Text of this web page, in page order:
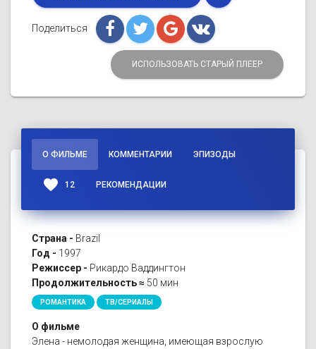
Поделиться
ИСПОЛЬЗОВАТЬ СТАРЫЙ ПЛЕЕР
О ФИЛЬМЕ КОММЕНТАРИИ ЭПИЗОДЫ
favorite 12 РЕКОМЕНДАЦИИ
Страна - Brazil
Год - 1997
Режиссер - Рикардо Ваддингтон
Продолжительность ≈ 50 мин
РОМАНТИКА ТВ/СЕРИАЛЫ
О фильме
Элена - немолодая женщина, имеющая взрослую